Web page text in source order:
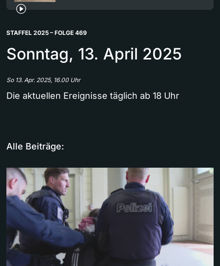
STAFFEL 2025 – FOLGE 469
Sonntag, 13. April 2025
So 13. Apr. 2025, 16.00 Uhr
Die aktuellen Ereignisse täglich ab 18 Uhr
Alle Beiträge: